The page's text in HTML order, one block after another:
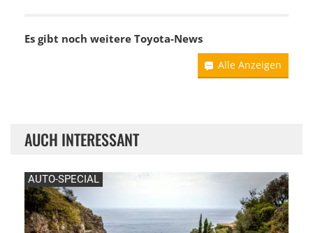
Es gibt noch weitere Toyota-News
Alle Anzeigen
AUCH INTERESSANT
AUTO-SPECIAL